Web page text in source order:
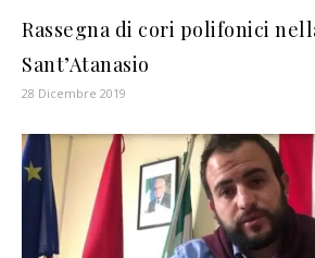
Rassegna di cori polifonici
Sant’Atanasio
28 Dicembre 2019